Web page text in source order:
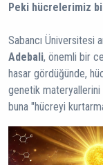
Peki hücrelerimiz
Sabancı Üniversitesi
Adebali, önemli bir
hasar gördüğünde,
genetik materyallerini
buna "hücreyi